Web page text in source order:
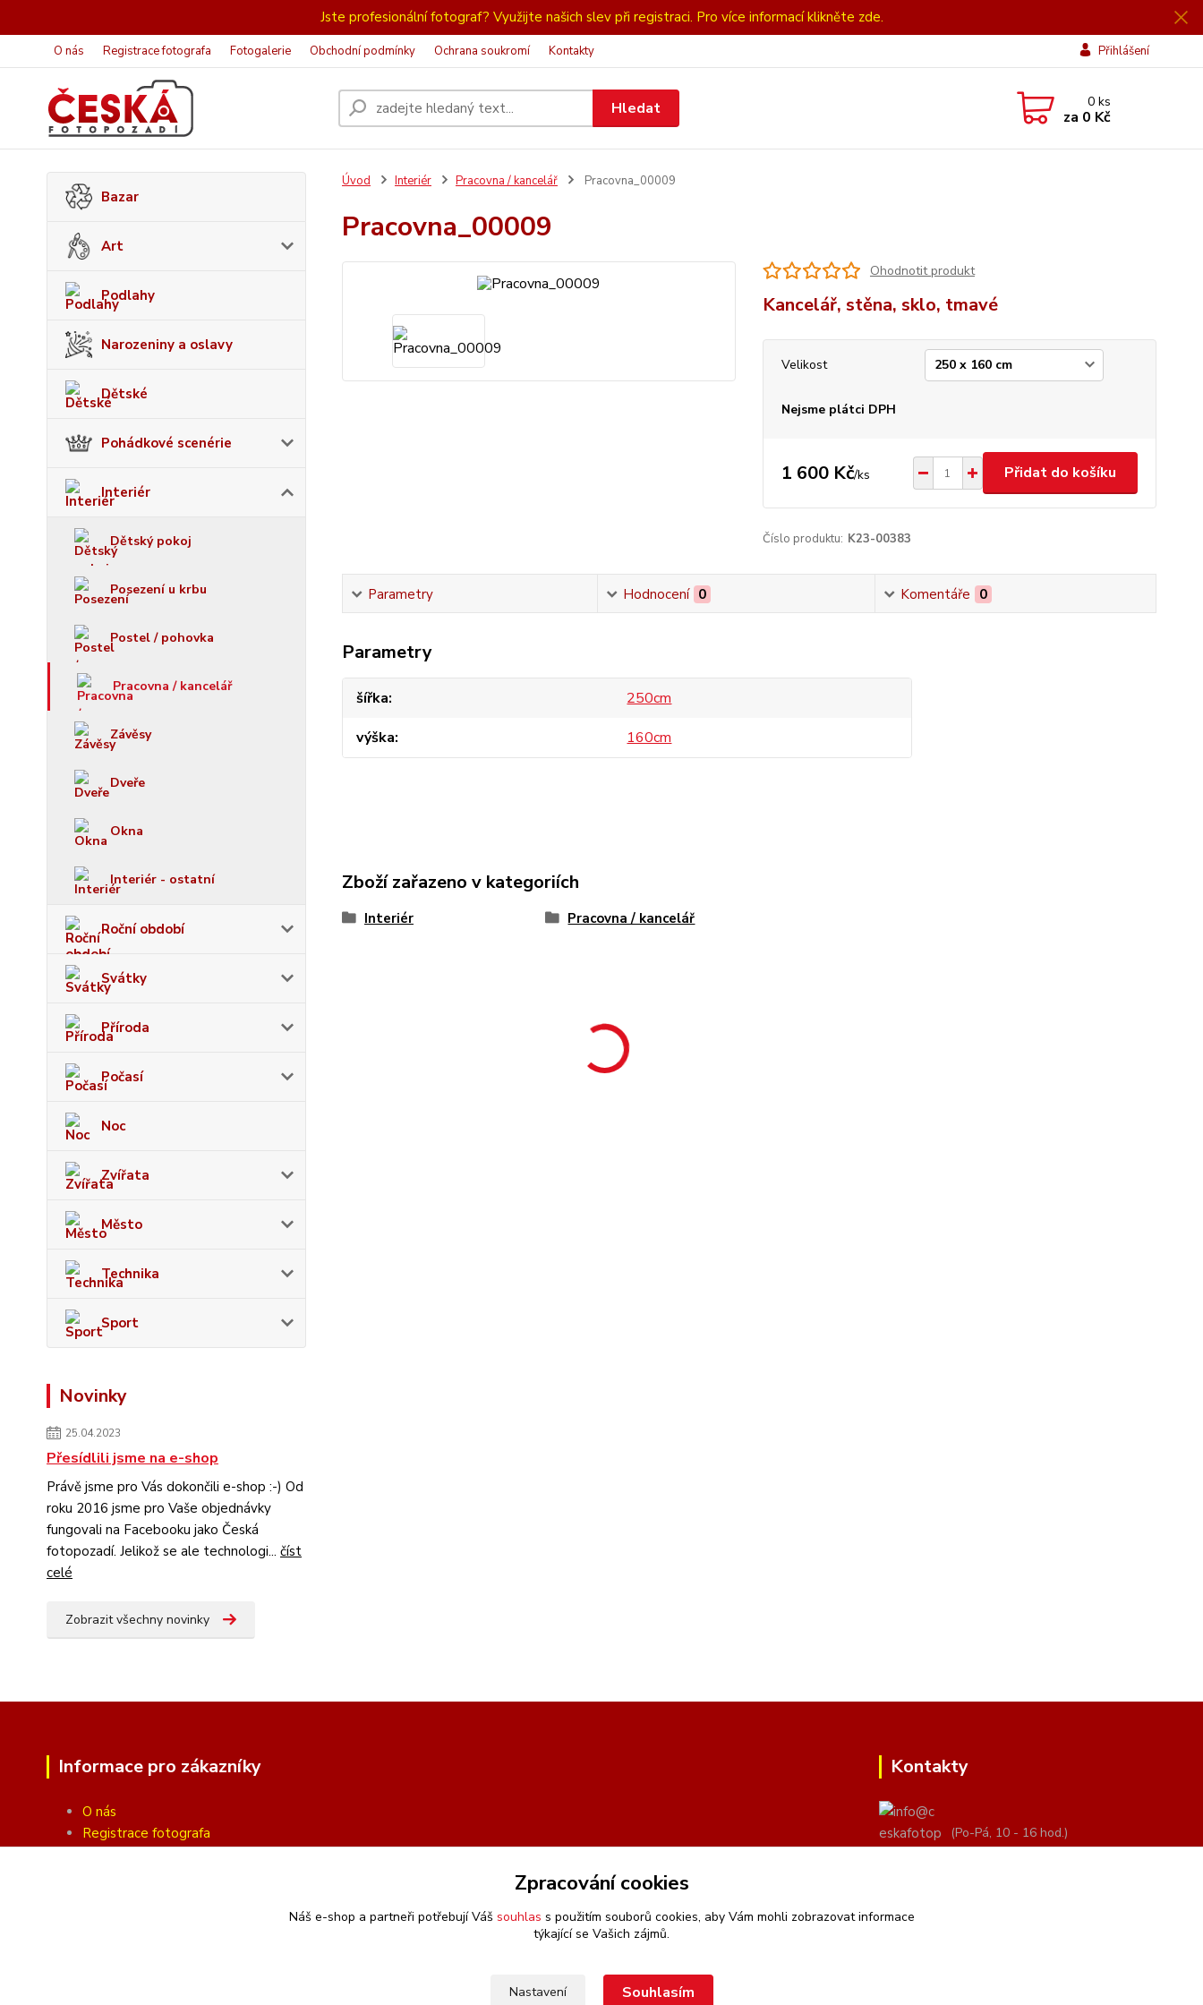
Jste profesionální fotograf? Využijte našich slev při registraci. Pro více informací klikněte zde.
O nás Registrace fotografa Fotogalerie Obchodní podmínky Ochrana soukromí Kontakty Přihlášení
Hledat 0ks
za 0 Kč
Bazar
Art
Podlahy
Narozeniny a oslavy
Dětské
Pohádkové scenérie
Interiér
Dětský pokoj
Posezení u krbu
Postel / pohovka
Pracovna / kancelář
Závěsy
Dveře
Okna
Interiér - ostatní
Roční období
Svátky
Příroda
Počasí
Noc
Zvířata
Město
Technika
Sport
Novinky
25.04.2023
Přesídlili jsme na e-shop
Právě jsme pro Vás dokončili e-shop :-) Od
roku 2016 jsme pro Vaše objednávky
fungovali na Facebooku jako Česká
fotopozadí. Jelikož se ale technologi... číst
celé
Zobrazit všechny novinky
Úvod Interiér Pracovna / kancelář Pracovna_00009
Pracovna_00009
Ohodnotit produkt
Kancelář, stěna, sklo, tmavé
Velikost
Nejsme plátci DPH
1 600 Kč/ks Přidat do košíku
Číslo produktu: K23-00383
Parametry Hodnocení 0 Komentáře 0
Parametry
šířka
250cm
výška
160cm
Zboží zařazeno v kategoriích
Interiér Pracovna / kancelář
Informace pro zákazníky
O nás
Registrace fotografa
Kontakty
(Po-Pá, 10 - 16 hod.)
Zpracování cookies
Náš e-shop a partneři potřebují Váš souhlas s použitím souborů cookies, aby Vám mohli zobrazovat informace
týkající se Vašich zájmů.
Nastavení Souhlasím